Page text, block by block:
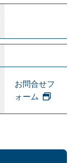
お問合せフ
ォーム